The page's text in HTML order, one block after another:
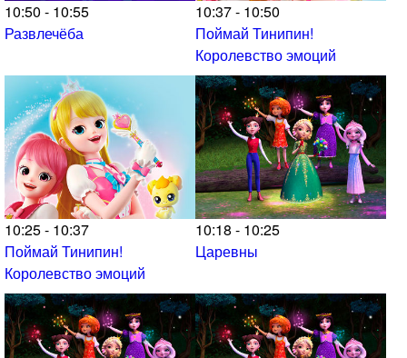
10:50 - 10:55
Развлечёба
10:37 - 10:50
Поймай Тинипин!
Королевство эмоций
10:25 - 10:37
Поймай Тинипин!
Королевство эмоций
10:18 - 10:25
Царевны